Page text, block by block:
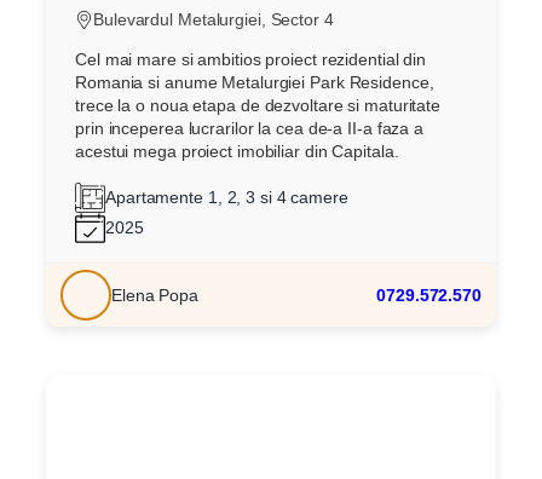
Bulevardul Metalurgiei, Sector 4
Cel mai mare si ambitios proiect rezidential din
Romania si anume Metalurgiei Park Residence,
trece la o noua etapa de dezvoltare si maturitate
prin inceperea lucrarilor la cea de-a II-a faza a
acestui mega proiect imobiliar din Capitala.
Apartamente 1, 2, 3 si 4 camere
2025
Elena Popa 0729.572.570